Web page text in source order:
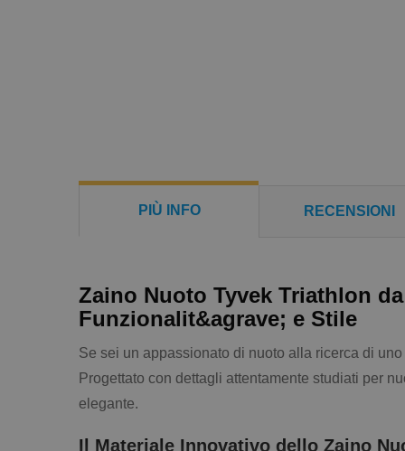
PIÙ INFO RECENSIONI
Zaino Nuoto Tyvek Triathlon
Funzionalit&agrave; e Stile
Se sei un appassionato di nuoto alla ricerca di
Progettato con dettagli attentamente studiati per
elegante.
Il Materiale Innovativo dello Zaino